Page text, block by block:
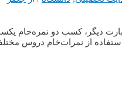
‌ديگر، کسب دو نمره‌خام
از نمرات‌خام دروس